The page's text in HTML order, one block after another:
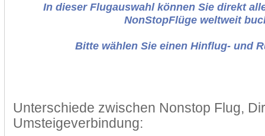
In dieser Flugauswahl können Sie direkt
NonStopFlüge weltweit
Bitte wählen Sie einen Hinflug- und
Unterschiede zwischen Nonstop Flug,
Umsteigeverbindung: